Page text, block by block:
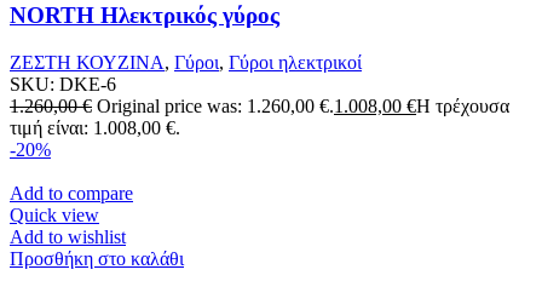
NORTH Ηλεκτρικός γύρος
ΖΕΣΤΗ ΚΟΥΖΙΝΑ, Γύροι, Γύροι ηλεκτρικοί
SKU: DKE-6
1.260,00€ Original price was: 1.260,00 €.1.008,00 €Η τρέχουσα
τιμή είναι: 1.008,00 €.
-20%
Add to compare
Quick view
Add to wishlist
Προσθήκη στο καλάθι